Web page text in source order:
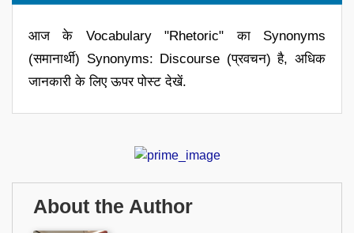
आज के Vocabulary "Rhetoric" का Synonyms
(समानार्थी) Synonyms: Discourse (प्रवचन) है, अधिक
जानकारी के लिए ऊपर पोस्ट देखें.
About the Author